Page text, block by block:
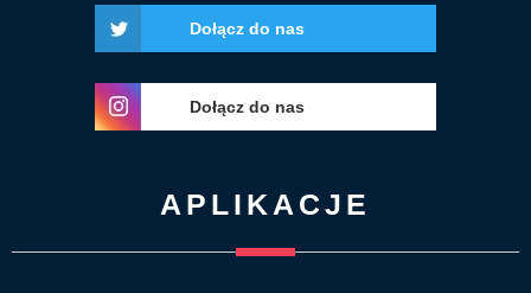
Dołącz do nas
Dołącz do nas
APLIKACJE